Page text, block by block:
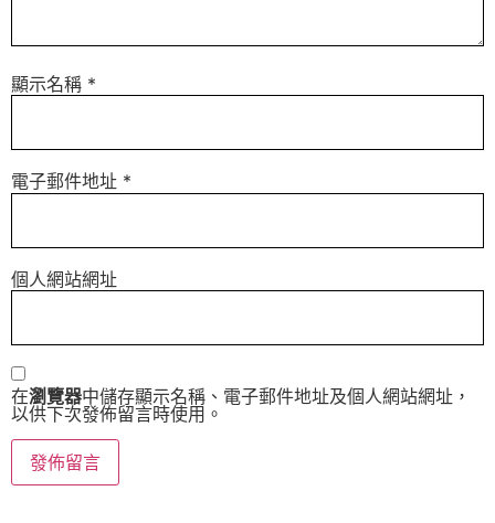
顯示名稱 *
電子郵件地址 *
個人網站網址
在瀏覽器中儲存顯示名稱、電子郵件地址及個人網站網址，
以供下次發佈留言時使用。